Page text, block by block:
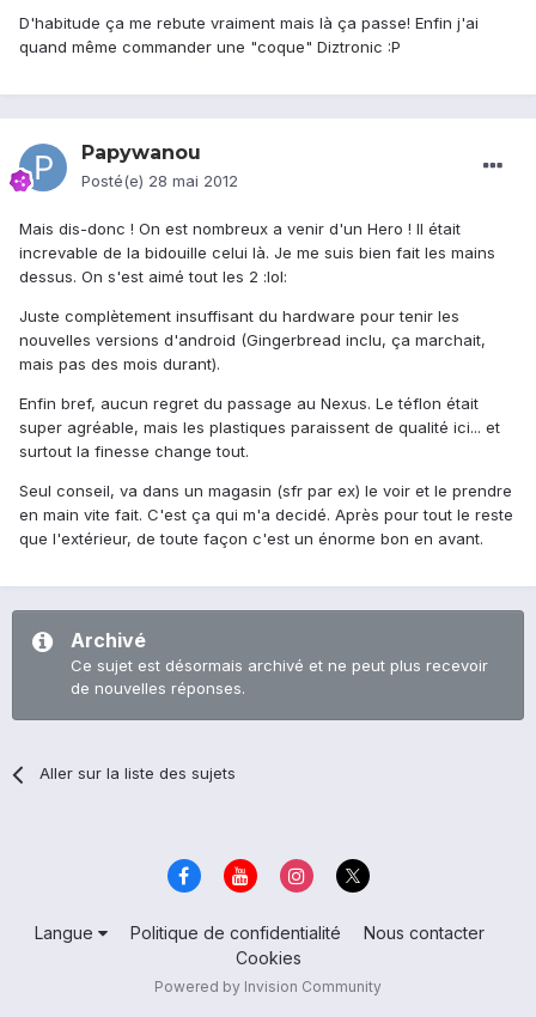
D'habitude ça me rebute vraiment mais là ça passe! Enfin j'ai
quand même commander une "coque" Diztronic :P
Papywanou
Posté(e) 28 mai 2012
Mais dis-donc ! On est nombreux a venir d'un Hero ! Il était
increvable de la bidouille celui là. Je me suis bien fait les mains
dessus. On s'est aimé tout les 2 :lol:
Juste complètement insuffisant du hardware pour tenir les
nouvelles versions d'android (Gingerbread inclu, ça marchait,
mais pas des mois durant).
Enfin bref, aucun regret du passage au Nexus. Le téflon était
super agréable, mais les plastiques paraissent de qualité ici... et
surtout la finesse change tout.
Seul conseil, va dans un magasin (sfr par ex) le voir et le prendre
en main vite fait. C'est ça qui m'a decidé. Après pour tout le reste
que l'extérieur, de toute façon c'est un énorme bon en avant.
Archivé
Ce sujet est désormais archivé et ne peut plus recevoir
de nouvelles réponses.
Aller sur la liste des sujets
Langue Politique de confidentialité
Nous contacter
Cookies
Powered by Invision Community